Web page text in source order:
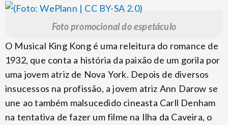
Foto promocional do espetáculo
O Musical King Kong é uma releitura do romance de
1932, que conta a história da paixão de um gorila por
uma jovem atriz de Nova York. Depois de diversos
insucessos na profissão, a jovem atriz Ann Darow se
une ao também malsucedido cineasta Carll Denham
na tentativa de fazer um filme na Ilha da Caveira, o